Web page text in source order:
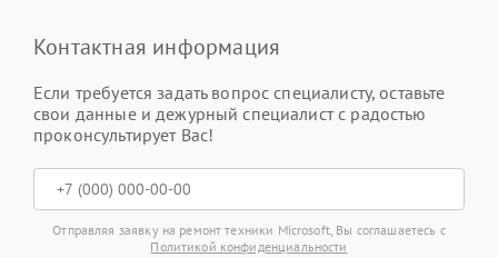
Контактная информация
Если требуется задать вопрос специалисту, оставьте
свои данные и дежурный специалист с радостью
проконсультирует Вас!
Отправляя заявку на ремонт техники Microsoft, Вы соглашаетесь с
Политикой конфиденциальности